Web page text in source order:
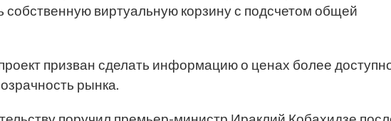
собственную виртуальную корзину с подсчетом общей
призван сделать информацию о ценах более
рынка.